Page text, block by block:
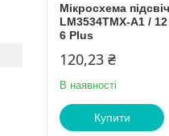
Мікросхема
LM3534TMX-A1 /
6 Plus
120,23 ₴
В наявності
Купити